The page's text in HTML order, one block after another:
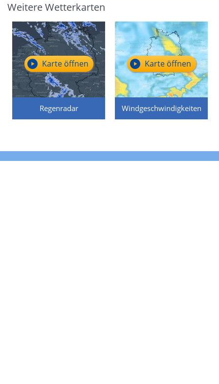
Weitere Wetterkarten
Regenradar
Karte öffnen
Windgeschwindigkeiten
Karte öffnen